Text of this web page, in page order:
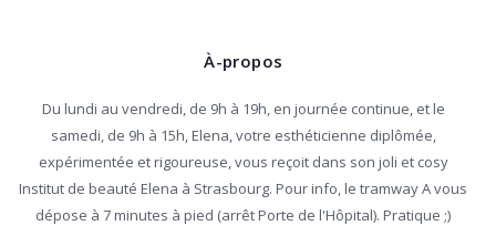
À-propos
Du lundi au vendredi, de 9h à 19h, en journée continue, et le
samedi, de 9h à 15h, Elena, votre esthéticienne diplômée,
expérimentée et rigoureuse, vous reçoit dans son joli et cosy
Institut de beauté Elena à Strasbourg. Pour info, le tramway A vous
dépose à 7 minutes à pied (arrêt Porte de l'Hôpital). Pratique ;)